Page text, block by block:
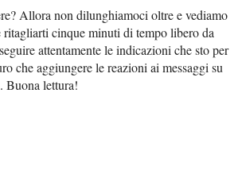
Allora non dilunghiamoci oltre e vediamo
cinque minuti di tempo libero da
attentamente le indicazioni che sto per
che aggiungere le reazioni ai messaggi su
Buona lettura!